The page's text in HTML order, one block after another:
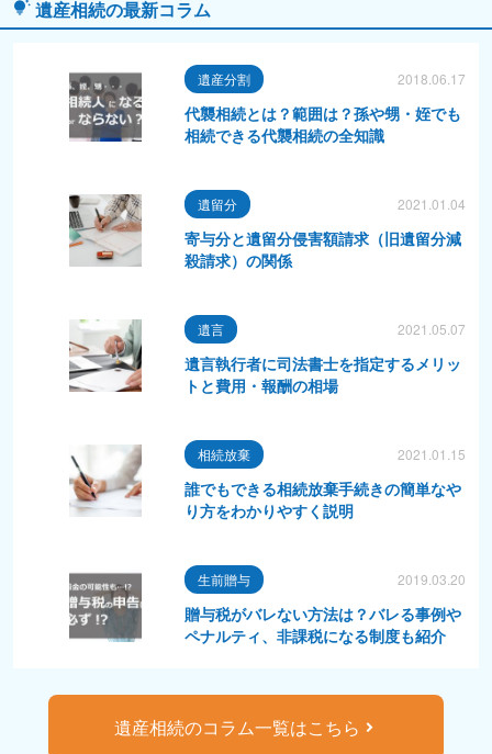
遺産相続の最新コラム
遺産分割 2018.06.17
代襲相続とは？範囲は？孫や甥・姪でも
相続できる代襲相続の全知識
遺留分 2021.01.04
寄与分と遺留分侵害額請求（旧遺留分減
殺請求）の関係
遺言 2021.05.07
遺言執行者に司法書士を指定するメリッ
トと費用・報酬の相場
相続放棄 2021.01.15
誰でもできる相続放棄手続きの簡単なや
り方をわかりやすく説明
生前贈与 2019.03.20
贈与税がバレない方法は？バレる事例や
ペナルティ、非課税になる制度も紹介
遺産相続のコラム一覧はこちら